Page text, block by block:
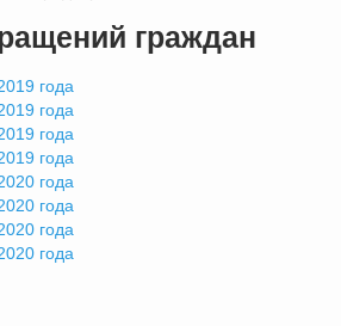
граждан
года
года
года
года
года
года
года
года